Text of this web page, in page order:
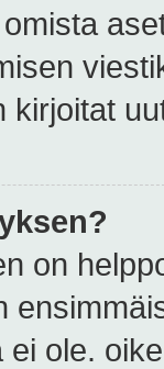
kirjoitat
on
ei ole.